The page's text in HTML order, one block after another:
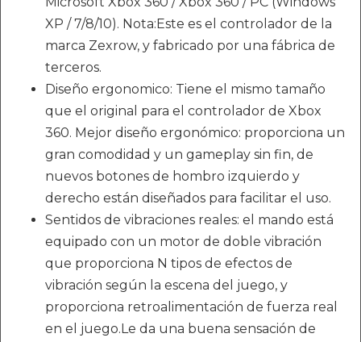
XP / 7/8/10). Nota:Este es el controlador de la
marca Zexrow, y fabricado por una fábrica de
terceros.
Diseño ergonomico: Tiene el mismo tamaño
que el original para el controlador de Xbox
360. Mejor diseño ergonómico: proporciona un
gran comodidad y un gameplay sin fin, de
nuevos botones de hombro izquierdo y
derecho están diseñados para facilitar el uso.
Sentidos de vibraciones reales: el mando está
equipado con un motor de doble vibración
que proporciona N tipos de efectos de
vibración según la escena del juego, y
proporciona retroalimentación de fuerza real
en el juego.Le da una buena sensación de